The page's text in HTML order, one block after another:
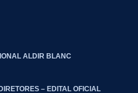
ALDIR BLANC
– EDITAL OFICIAL